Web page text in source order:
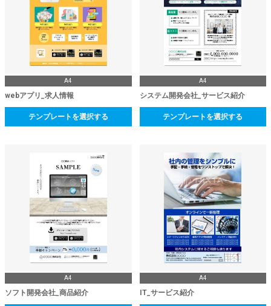
A4
webアプリ_求人情報
テンプレートを選択する
A4
システム開発会社_サービス紹介
テンプレートを選択する
A4
ソフト開発会社_商品紹介
A4
IT_サービス紹介